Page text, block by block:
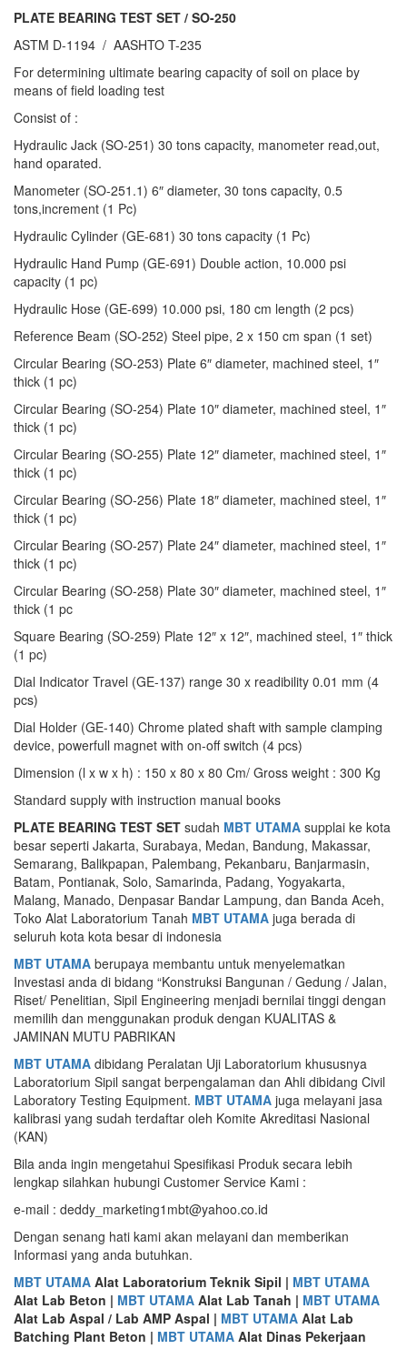
PLATE BEARING TEST SET / SO-250
ASTM D-1194 / AASHTO T-235
For determining ultimate bearing capacity of soil on place by
means of field loading test
Consist of :
Hydraulic Jack (SO-251) 30 tons capacity, manometer read,out,
hand oparated.
Manometer (SO-251.1) 6″ diameter, 30 tons capacity, 0.5
tons,increment (1 Pc)
Hydraulic Cylinder (GE-681) 30 tons capacity (1 Pc)
Hydraulic Hand Pump (GE-691) Double action, 10.000 psi
capacity (1 pc)
Hydraulic Hose (GE-699) 10.000 psi, 180 cm length (2 pcs)
Reference Beam (SO-252) Steel pipe, 2 x 150 cm span (1 set)
Circular Bearing (SO-253) Plate 6″ diameter, machined steel, 1″
thick (1 pc)
Circular Bearing (SO-254) Plate 10″ diameter, machined steel, 1″
thick (1 pc)
Circular Bearing (SO-255) Plate 12″ diameter, machined steel, 1″
thick (1 pc)
Circular Bearing (SO-256) Plate 18″ diameter, machined steel, 1″
thick (1 pc)
Circular Bearing (SO-257) Plate 24″ diameter, machined steel, 1″
thick (1 pc)
Circular Bearing (SO-258) Plate 30″ diameter, machined steel, 1″
thick (1 pc
Square Bearing (SO-259) Plate 12″ x 12″, machined steel, 1″ thick
(1 pc)
Dial Indicator Travel (GE-137) range 30 x readibility 0.01 mm (4
pcs)
Dial Holder (GE-140) Chrome plated shaft with sample clamping
device, powerfull magnet with on-off switch (4 pcs)
Dimension (l x w x h) : 150 x 80 x 80 Cm/ Gross weight : 300 Kg
Standard supply with instruction manual books
PLATE BEARING TEST SET sudah MBT UTAMA supplai ke kota
besar seperti Jakarta, Surabaya, Medan, Bandung, Makassar,
Semarang, Balikpapan, Palembang, Pekanbaru, Banjarmasin,
Batam, Pontianak, Solo, Samarinda, Padang, Yogyakarta,
Malang, Manado, Denpasar Bandar Lampung, dan Banda Aceh,
Toko Alat Laboratorium Tanah MBT UTAMA juga berada di
seluruh kota kota besar di indonesia
MBT UTAMA berupaya membantu untuk menyelematkan
Investasi anda di bidang “Konstruksi Bangunan / Gedung / Jalan,
Riset/ Penelitian, Sipil Engineering menjadi bernilai tinggi dengan
memilih dan menggunakan produk dengan KUALITAS &
JAMINAN MUTU PABRIKAN
MBT UTAMA dibidang Peralatan Uji Laboratorium khususnya
Laboratorium Sipil sangat berpengalaman dan Ahli dibidang Civil
Laboratory Testing Equipment. MBT UTAMA juga melayani jasa
kalibrasi yang sudah terdaftar oleh Komite Akreditasi Nasional
(KAN)
Bila anda ingin mengetahui Spesifikasi Produk secara lebih
lengkap silahkan hubungi Customer Service Kami :
e-mail : deddy_marketing1mbt@yahoo.co.id
Dengan senang hati kami akan melayani dan memberikan
Informasi yang anda butuhkan.
MBT UTAMA Alat Laboratorium Teknik Sipil | MBT UTAMA
Alat Lab Beton | MBT UTAMA Alat Lab Tanah | MBT UTAMA
Alat Lab Aspal / Lab AMP Aspal | MBT UTAMA Alat Lab
Batching Plant Beton | MBT UTAMA Alat Dinas Pekerjaan